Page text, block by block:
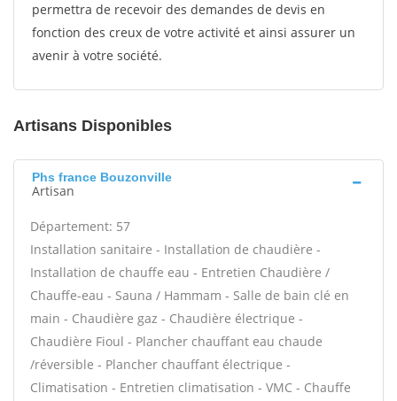
permettra de recevoir des demandes de devis en
fonction des creux de votre activité et ainsi assurer un
avenir à votre société.
Artisans Disponibles
Phs france Bouzonville
Artisan
Département: 57
Installation sanitaire - Installation de chaudière -
Installation de chauffe eau - Entretien Chaudière /
Chauffe-eau - Sauna / Hammam - Salle de bain clé en
main - Chaudière gaz - Chaudière électrique -
Chaudière Fioul - Plancher chauffant eau chaude
/réversible - Plancher chauffant électrique -
Climatisation - Entretien climatisation - VMC - Chauffe